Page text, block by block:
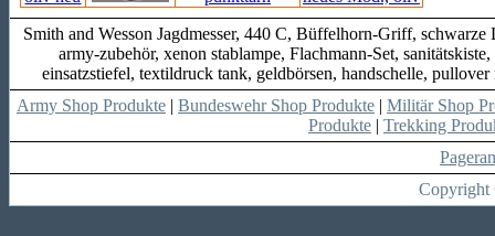
Smith and Wesson Jagdmesser, 440 C, Büffelhorn-Griff,
army-zubehör, xenon stablampe, Flachmann-Set,
einsatzstiefel, textildruck tank, geldbörsen, handschelle,
Army Shop Produkte | Bundeswehr Shop Produkte | Militär Shop
Produkte | Trekking